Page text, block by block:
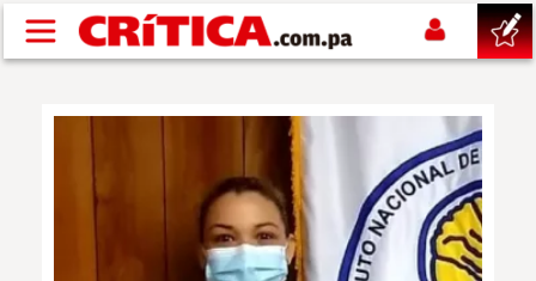
Pasar al contenido principal